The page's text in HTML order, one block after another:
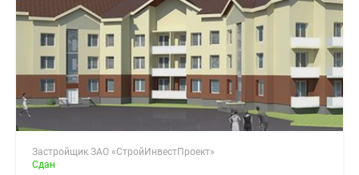
Застройщик ЗАО «СтройИнвестПроект»
Сдан